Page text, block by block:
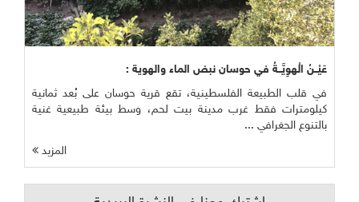
عَيْــنُ الْهوِيَّــةُ في حوسان نبض الماء والهوية :
في قلب الطبيعة الفلسطينية، تقع قرية حوسان على بُعد ثمانية
كيلومترات فقط غرب مدينة بيت لحم، وسط بيئة طبيعية غنية
بالتنوع الجغرافي ...
المزيد